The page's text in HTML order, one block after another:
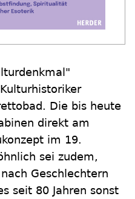
Die bis heute
direkt am
im 19.
sei zudem,
Geschlechtern
seit 80 Jahren sonst